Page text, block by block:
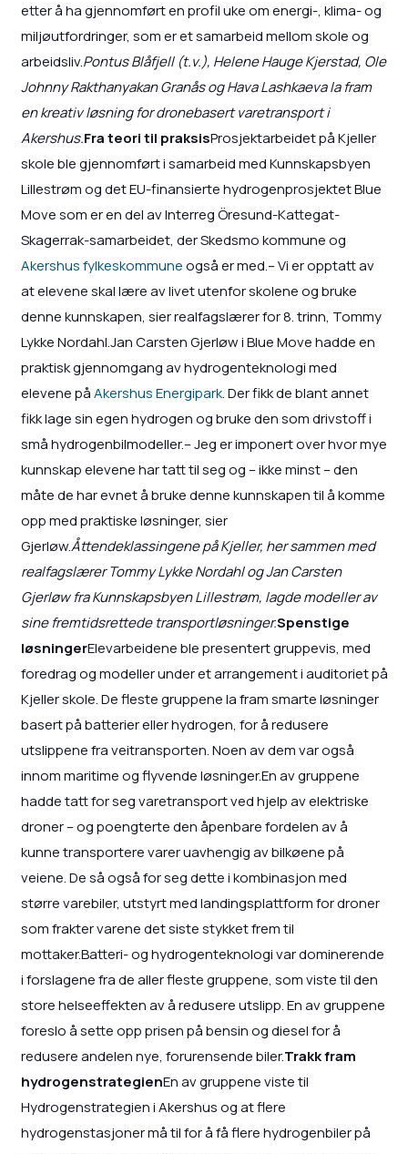
etter å ha gjennomført en profil uke om energi-, klima- og
miljøutfordringer, som er et samarbeid mellom skole og
arbeidsliv.Pontus Blåfjell (t.v.), Helene Hauge Kjerstad, Ole
Johnny Rakthanyakan Granås og Hava Lashkaeva la fram
en kreativ løsning for dronebasert varetransport i
Akershus.Fra teori til praksisProsjektarbeidet på Kjeller
skole ble gjennomført i samarbeid med Kunnskapsbyen
Lillestrøm og det EU-finansierte hydrogenprosjektet Blue
Move som er en del av Interreg Öresund-Kattegat-
Skagerrak-samarbeidet, der Skedsmo kommune og
Akershus fylkeskommuneogså er med.– Vi er opptatt av
at elevene skal lære av livet utenfor skolene og bruke
denne kunnskapen, sier realfagslærer for 8. trinn, Tommy
Lykke Nordahl.Jan Carsten Gjerløw i Blue Move hadde en
praktisk gjennomgang av hydrogenteknologi med
elevene påAkershus Energipark. Der fikk de blant annet
fikk lage sin egen hydrogen og bruke den som drivstoff i
små hydrogenbilmodeller.– Jeg er imponert over hvor mye
kunnskap elevene har tatt til seg og – ikke minst – den
måte de har evnet å bruke denne kunnskapen til å komme
opp med praktiske løsninger, sier
Gjerløw.Åttendeklassingene på Kjeller, her sammen med
realfagslærer Tommy Lykke Nordahl og Jan Carsten
Gjerløw fra Kunnskapsbyen Lillestrøm, lagde modeller av
sine fremtidsrettede transportløsninger.Spenstige
løsningerElevarbeidene ble presentert gruppevis, med
foredrag og modeller under et arrangement i auditoriet på
Kjeller skole. De fleste gruppene la fram smarte løsninger
basert på batterier eller hydrogen, for å redusere
utslippene fra veitransporten. Noen av dem var også
innom maritime og flyvende løsninger.En av gruppene
hadde tatt for seg varetransport ved hjelp av elektriske
droner – og poengterte den åpenbare fordelen av å
kunne transportere varer uavhengig av bilkøene på
veiene. De så også for seg dette i kombinasjon med
større varebiler, utstyrt med landingsplattform for droner
som frakter varene det siste stykket frem til
mottaker.Batteri- og hydrogenteknologi var dominerende
i forslagene fra de aller fleste gruppene, som viste til den
store helseeffekten av å redusere utslipp. En av gruppene
foreslo å sette opp prisen på bensin og diesel for å
redusere andelen nye, forurensende biler.Trakk fram
hydrogenstrategienEn av gruppene viste til
Hydrogenstrategien i Akershus og at flere
hydrogenstasjoner må til for å få flere hydrogenbiler på